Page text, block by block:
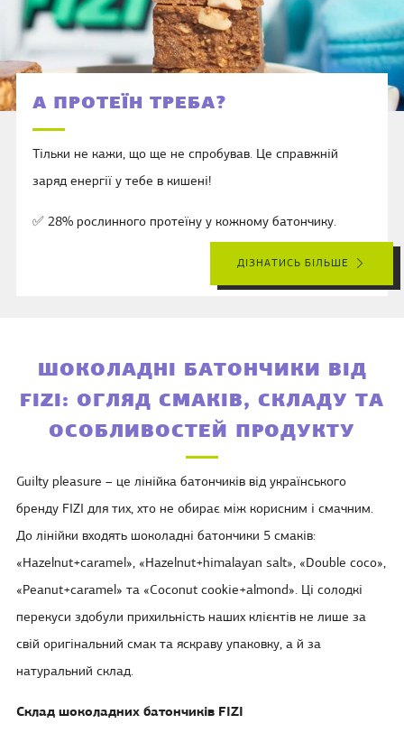
А ПРОТЕЇН ТРЕБА?
Тільки не кажи, що ще не спробував. Це справжній
заряд енергії у тебе в кишені!
✅ 28% рослинного протеїну у кожному батончику.
ДІЗНАТИСЬ БІЛЬШЕ
ШОКОЛАДНІ БАТОНЧИКИ ВІД
FIZI: ОГЛЯД СМАКІВ, СКЛАДУ ТА
ОСОБЛИВОСТЕЙ ПРОДУКТУ
Guilty pleasure – це лінійка батончиків від українського
бренду FIZI для тих, хто не обирає між корисним і смачним.
До лінійки входять шоколадні батончики 5 смаків:
«Hazelnut+caramel», «Hazelnut+himalayan salt», «Double coco»,
«Peanut+caramel» та «Сoconut cookie+almond». Ці солодкі
перекуси здобули прихильність наших клієнтів не лише за
свій оригінальний смак та яскраву упаковку, а й за
натуральний склад.
Склад шоколадних батончиків FIZI